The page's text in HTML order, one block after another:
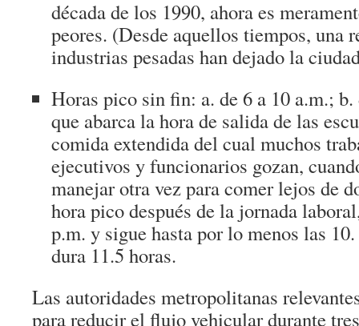
década de los 1990, ahora es
peores. (Desde aquellos tiempos, una
industrias pesadas han dejado la
Horas pico sin fin: a. de 6 a 10 a.m.;
que abarca la hora de salida de las
comida extendida del cual muchos
ejecutivos y funcionarios gozan,
manejar otra vez para comer lejos de
hora pico después de la jornada
p.m. y sigue hasta por lo menos las
dura 11.5 horas.
Las autoridades metropolitanas
para reducir el flujo vehicular durante